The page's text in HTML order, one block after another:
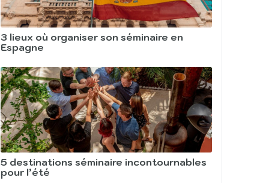
3 lieux où organiser son séminaire en
Espagne
5 destinations séminaire incontournables
pour l’été